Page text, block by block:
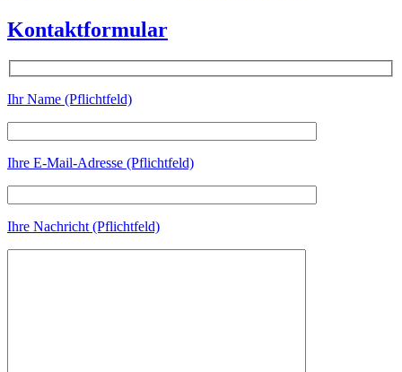
Kontaktformular
Ihr Name (Pflichtfeld)
Ihre E-Mail-Adresse (Pflichtfeld)
Ihre Nachricht (Pflichtfeld)